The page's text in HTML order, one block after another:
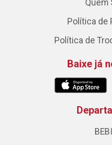
Quem
Política de
Política de
Baixe já